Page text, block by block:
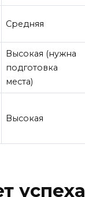
Средняя
Высокая (нужна
подготовка
места)
Высокая
успеха